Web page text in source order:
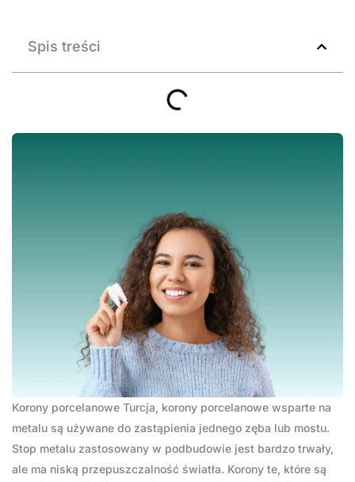
Spis treści
Korony porcelanowe Turcja, korony porcelanowe wsparte na
metalu są używane do zastąpienia jednego zęba lub mostu.
Stop metalu zastosowany w podbudowie jest bardzo trwały,
ale ma niską przepuszczalność światła. Korony te, które są